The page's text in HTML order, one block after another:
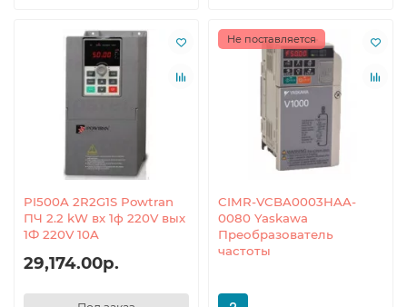
PI500A 2R2G1S Powtran
ПЧ 2.2 kW вх 1ф 220V вых
1Ф 220V 10A
29,174.00р.
Не поставляется
CIMR-VCBA0003HAA-
0080 Yaskawa
Преобразователь
частоты